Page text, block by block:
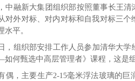
融新大集团组织部按照董事长王清
对外对标、对内对标和自我对标三
水平。
组织部安排工作人员参加清华大学
何甄选中高层管理者》课程，这是
，主要生产2-15毫米浮法玻璃的巨